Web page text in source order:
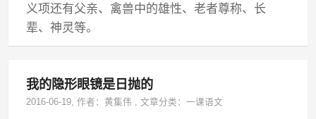
义项还有父亲、禽兽中的雄性、老者尊称、长
辈、神灵等。
我的隐形眼镜是日抛的
2016-06-19, 作者：黄集伟 ,文章分类：一课语文